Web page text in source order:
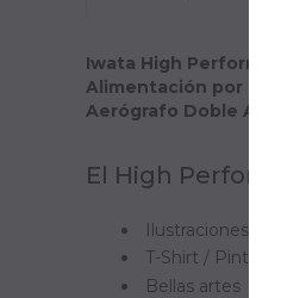
Iwata High
Alimentación por
Aerógrafo Doble
El High
Ilustraciones
T-Shirt / Pintura
Bellas artes